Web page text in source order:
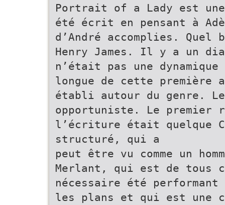
Portrait of a Lady est
été écrit en pensant à
d’André accomplies.
Henry James. Il y a un
n’était pas une
longue de cette première
établi autour du genre.
opportuniste. Le premier
l’écriture était quelque
structuré, qui a
peut être vu comme un
Merlant, qui est de tous
nécessaire été
les plans et qui est une